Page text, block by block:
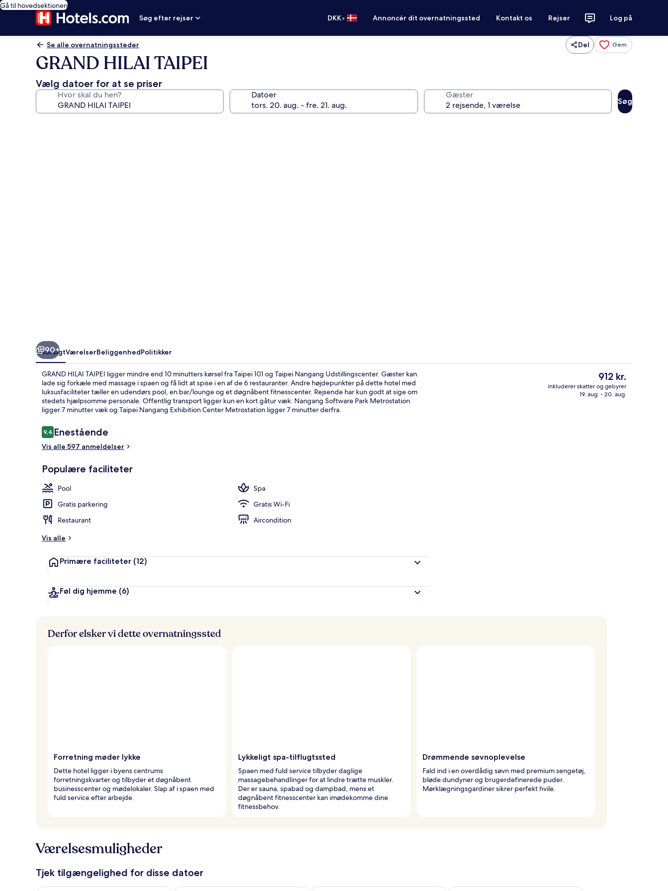
Gå til hovedsektionen
Søg efter rejser
DKK• Annoncér dit overnatningssted Kontakt os Rejser Log på
Se alle overnatningssteder Del Gem
GRAND HILAI TAIPEI
Vælg datoer for at se priser
Hvor skal du hen? Datoer Gæster
Søg
Restaurant Executive-lounge
90+
OversigtVærelserBeliggenhedPolitikker
GRAND HILAI TAIPEI ligger mindre end 10 minutters kørsel fra Taipei 101 og Taipei Nangang Udstillingscenter. Gæster kan
lade sig forkæle med massage i spaen og få lidt at spise i en af de 6 restauranter. Andre højdepunkter på dette hotel med
luksusfaciliteter tæller en udendørs pool, en bar/lounge og et døgnåbent fitnesscenter. Rejsende har kun godt at sige om
stedets hjælpsomme personale. Offentlig transport ligger kun en kort gåtur væk: Nangang Software Park Metrostation
ligger 7 minutter væk og Taipei Nangang Exhibition Center Metrostation ligger 7 minutter derfra.
Anmeldelser
9,49,4 ud af 10.
Enestående
Vis alle 597 anmeldelser
Populære faciliteter
Pool
Spa
Gratis parkering
Gratis Wi-Fi
Restaurant
Aircondition
Vis alle
Primære faciliteter (12)
Føl dig hjemme (6)
Den
nuværende
pris
912 kr.
inkluderer skatter og gebyrer
19. aug. - 20. aug.
Derfor elsker vi dette overnatningssted
Forretning møder lykke
Dette hotel ligger i byens centrums
forretningskvarter og tilbyder et døgnåbent
businesscenter og mødelokaler. Slap af i spaen med
fuld service efter arbejde.
Lykkeligt spa-tilflugtssted
Spaen med fuld service tilbyder daglige
massagebehandlinger for at lindre trætte muskler.
Der er sauna, spabad og dampbad, mens et
døgnåbent fitnesscenter kan imødekomme dine
fitnessbehov.
Drømmende søvnoplevelse
Fald ind i en overdådig søvn med premium sengetøj,
bløde dundyner og brugerdefinerede puder.
Mørklægningsgardiner sikrer perfekt hvile.
Værelsesmuligheder
Tjek tilgængelighed for disse datoer